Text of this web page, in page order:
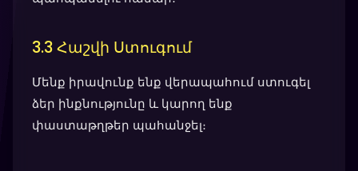
3.3 Հաշվի Ստուգում
Մենք իրավունք ենք վերապահում ստուգել
ձեր ինքնությունը և կարող ենք
փաստաթղթեր պահանջել։